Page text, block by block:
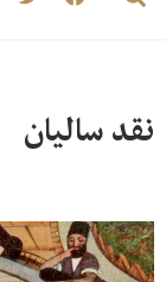
نقد سالیان